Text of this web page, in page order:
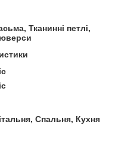
Тканинні петлі,
Спальня, Кухня